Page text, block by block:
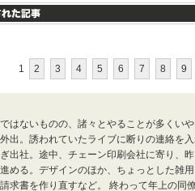
1 2 3 4 5 6 7 8 9
はないものの、諸々とやることが多くい
出。誘われていたライブに断りの連絡を
出社。途中、チェーン印刷会社に寄り、
める。デザインのほか、ちょっとした雑
求書を作り直すなど。 終わって年上の同